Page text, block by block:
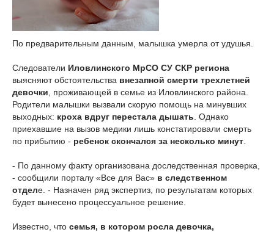
По предварительным данным, малышка умерла от удушья.
Следователи Иловлинского МрСО СУ СКР региона
выясняют обстоятельства внезапной смерти трехлетней
девочки , проживающей в семье из Иловлинского района.
Родители малышки вызвали скорую помощь на минувших
выходных: кроха вдруг перестала дышать . Однако
приехавшие на вызов медики лишь констатировали смерть
по прибытию - ребенок скончался за несколько минут
- По данному факту организована доследственная проверка,
- сообщили порталу «Все для Вас» в следственном
отделе. - Назначен ряд экспертиз, по результатам которых
будет вынесено процессуальное решение.
Известно, что семья, в котором росла девочка,